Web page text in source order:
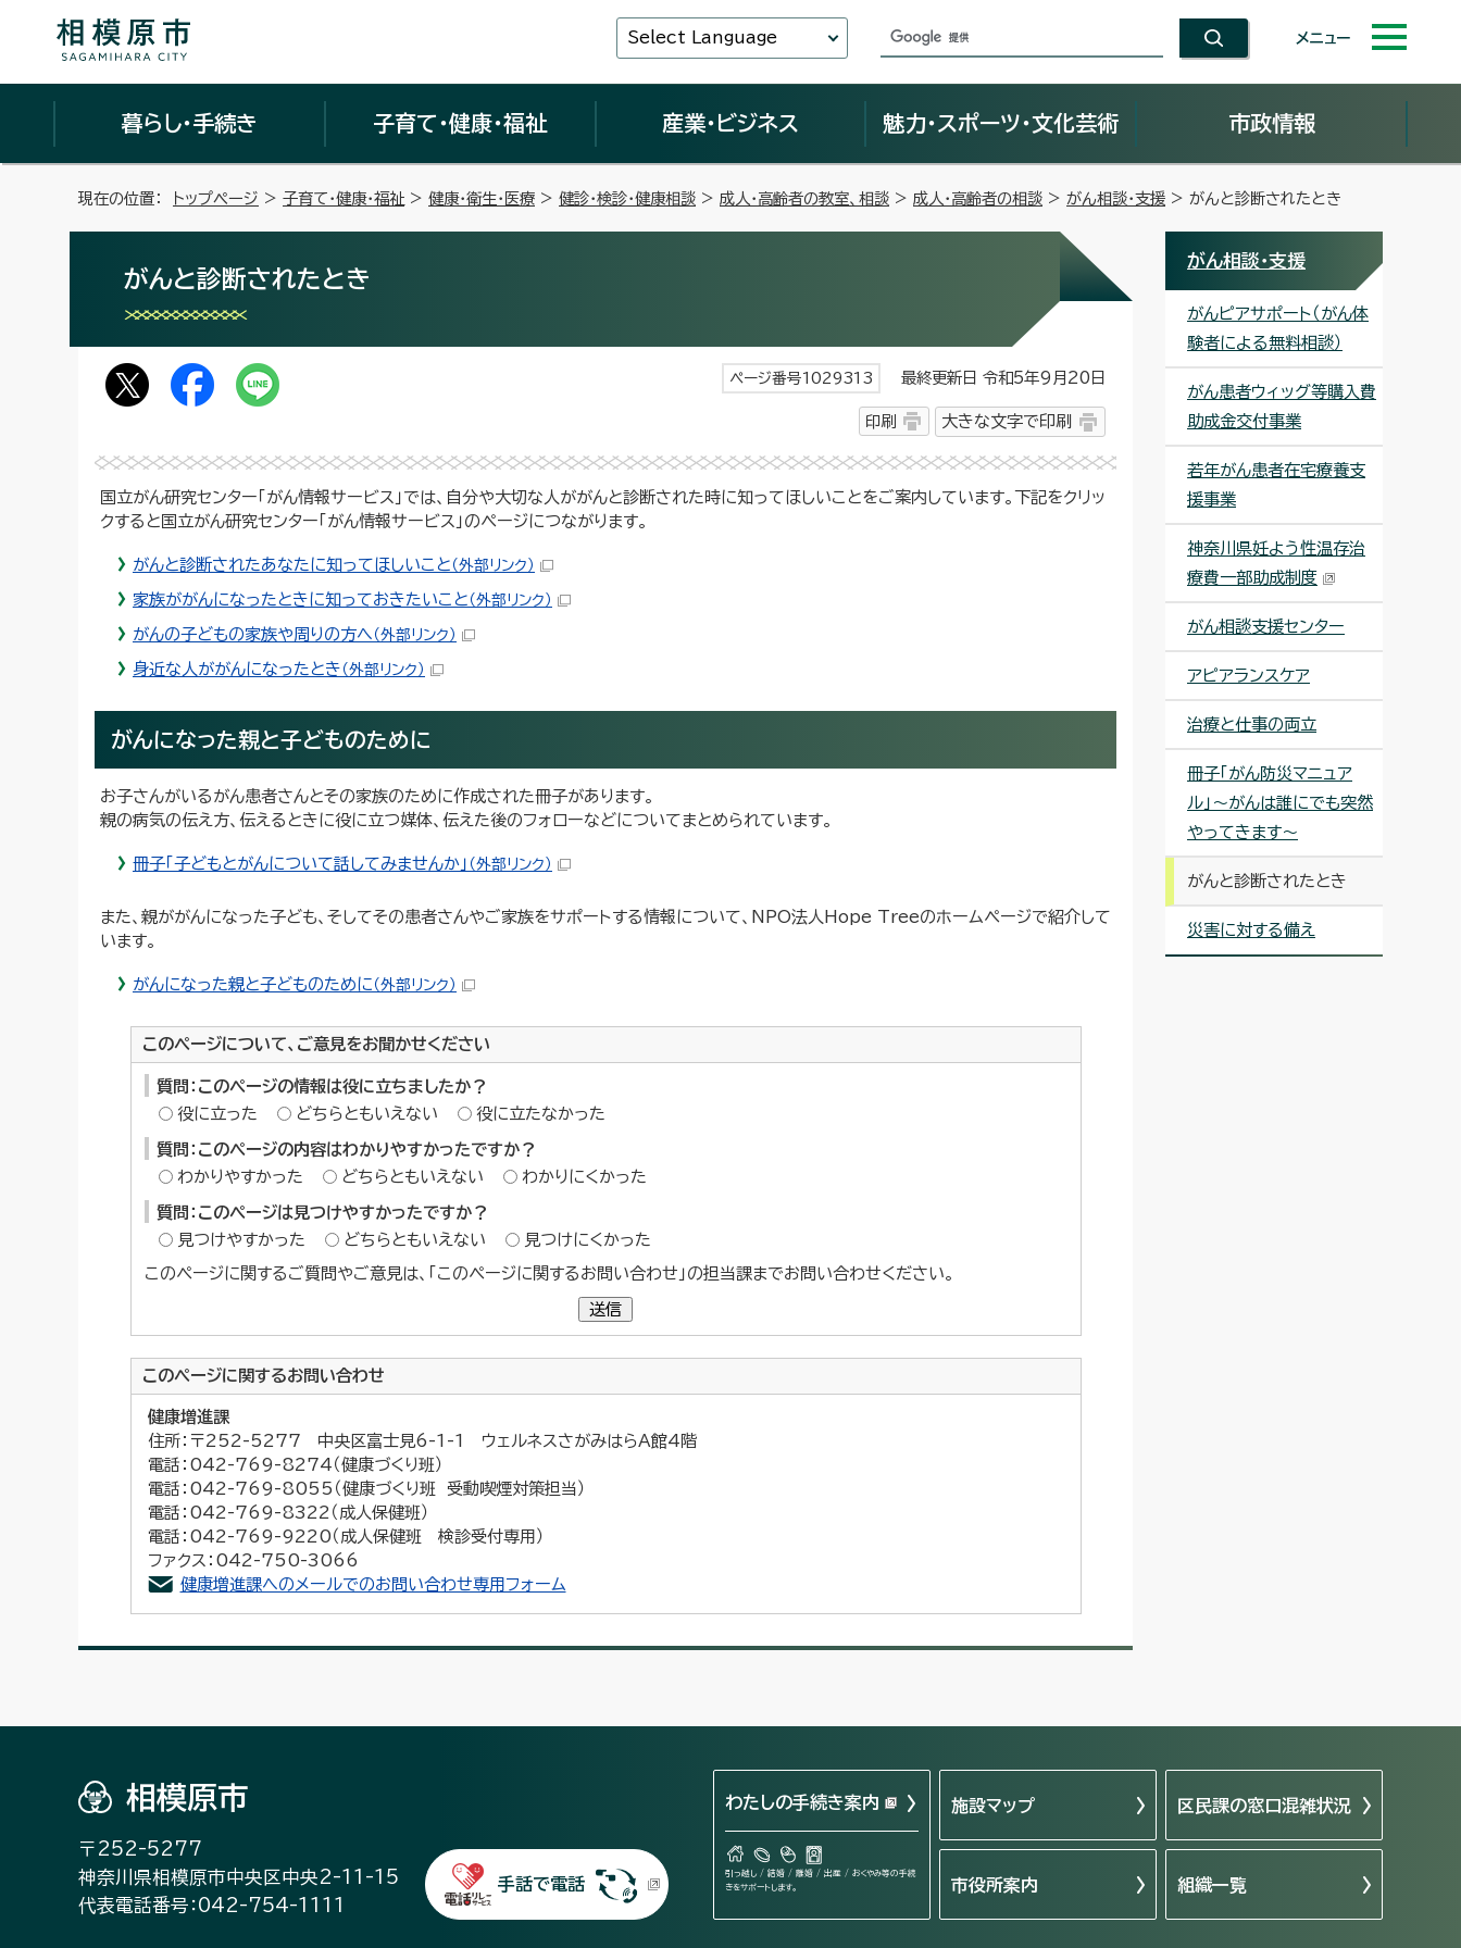
Select Language メニュー
暮らし・手続き 子育て・健康・福祉 産業・ビジネス 魅力・スポーツ・文化芸術 市政情報
現在の位置： トップページ > 子育て・健康・福祉 > 健康・衛生・医療 > 健診・検診・健康相談 > 成人・高齢者の教室、相談 > 成人・高齢者の相談 > がん相談・支援 > がんと診断されたとき
がんと診断されたとき
ページ番号1029313 最終更新日 令和5年9月20日
印刷 大きな文字で印刷
国立がん研究センター「がん情報サービス」では、自分や大切な人ががんと診断された時に知ってほしいことをご案内しています。下記をクリッ
クすると国立がん研究センター「がん情報サービス」のページにつながります。
がんと診断されたあなたに知ってほしいこと （外部リンク）
家族ががんになったときに知っておきたいこと （外部リンク）
がんの子どもの家族や周りの方へ （外部リンク）
身近な人ががんになったとき （外部リンク）
がんになった親と子どものために
お子さんがいるがん患者さんとその家族のために作成された冊子があります。
親の病気の伝え方、伝えるときに役に立つ媒体、伝えた後のフォローなどについてまとめられています。
冊子「子どもとがんについて話してみませんか」 （外部リンク）
また、親ががんになった子ども、そしてその患者さんやご家族をサポートする情報について、NPO法人Hope Treeのホームページで紹介して
います。
がんになった親と子どものために （外部リンク）
このページについて、ご意見をお聞かせください
質問：このページの情報は役に立ちましたか？
役に立った
どちらともいえない 役に立たなかった
質問：このページの内容はわかりやすかったですか？
わかりやすかった
どちらともいえない わかりにくかった
質問：このページは見つけやすかったですか？
見つけやすかった
どちらともいえない 見つけにくかった
このページに関するご質問やご意見は、「このページに関するお問い合わせ」の担当課までお問い合わせください。
送信
このページに関するお問い合わせ
健康増進課
住所：〒252-5277 中央区富士見6-1-1 ウェルネスさがみはらA館4階
電話：042-769-8274（健康づくり班）
電話：042-769-8055（健康づくり班 受動喫煙対策担当）
電話：042-769-8322（成人保健班）
電話：042-769-9220（成人保健班 検診受付専用）
ファクス：042-750-3066
健康増進課へのメールでのお問い合わせ専用フォーム
がん相談・支援
がんピアサポート（がん体
験者による無料相談）
がん患者ウィッグ等購入費
助成金交付事業
若年がん患者在宅療養支
援事業
神奈川県妊よう性温存治
療費一部助成制度
がん相談支援センター
アピアランスケア
治療と仕事の両立
冊子「がん防災マニュア
ル」〜がんは誰にでも突然
やってきます〜
がんと診断されたとき
災害に対する備え
相模原市
〒252-5277
神奈川県相模原市中央区中央2-11-15
代表電話番号：042-754-1111
手話で電話
わたしの手続き案内
引っ越し / 結婚 / 離婚 / 出産 / おくやみ等の手続
きをサポートします。
施設マップ 区民課の窓口混雑状況
市役所案内 組織一覧